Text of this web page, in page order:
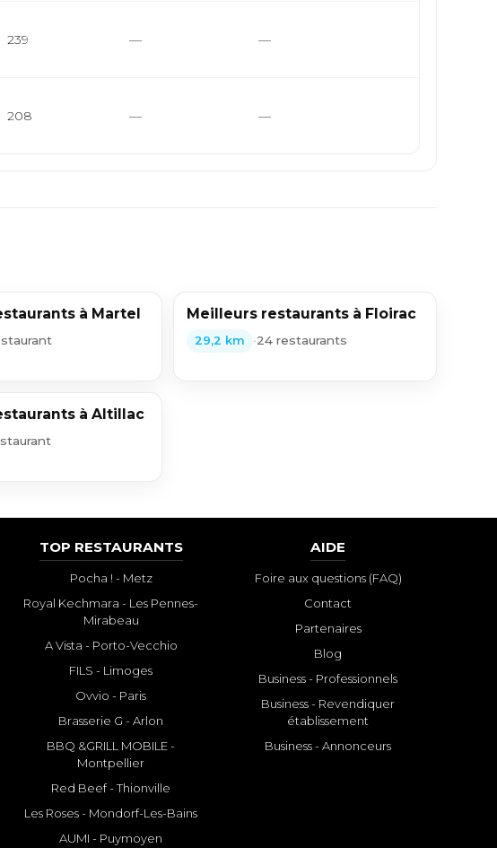
239 — —
208 — —
à Martel Meilleurs restaurants à Floirac
29,2 km •24 restaurants
à Altillac
TOP RESTAURANTS
Pocha ! - Metz
Royal Kechmara - Les Pennes-
Mirabeau
A Vista - Porto-Vecchio
FILS - Limoges
Ovvio - Paris
Brasserie G - Arlon
BBQ &GRILL MOBILE -
Montpellier
Red Beef - Thionville
Les Roses - Mondorf-Les-Bains
AUMI - Puymoyen
AIDE
Foire aux questions (FAQ)
Contact
Partenaires
Blog
Business - Professionnels
Business - Revendiquer
établissement
Business - Annonceurs